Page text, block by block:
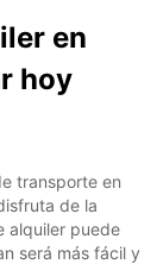
en
hoy
transporte en
de la
alquiler puede
será más fácil y